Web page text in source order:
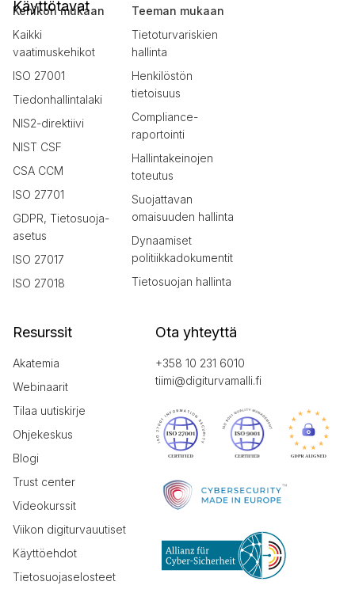
Käyttötavat
Kehikon mukaan
Kaikki
vaatimuskehikot
ISO 27001
Tiedonhallintalaki
NIS2-direktiivi
NIST CSF
CSA CCM
ISO 27701
GDPR, Tietosuoja-
asetus
ISO 27017
ISO 27018
Teeman mukaan
Tietoturvariskien
hallinta
Henkilöstön
tietoisuus
Compliance-
raportointi
Hallintakeinojen
toteutus
Suojattavan
omaisuuden hallinta
Dynaamiset
politiikkadokumentit
Tietosuojan hallinta
Resurssit
Akatemia
Webinaarit
Tilaa uutiskirje
Ohjekeskus
Blogi
Trust center
Videokurssit
Viikon digiturvauutiset
Käyttöehdot
Tietosuojaselosteet
Ota yhteyttä
+358 10 231 6010
tiimi@digiturvamalli.fi